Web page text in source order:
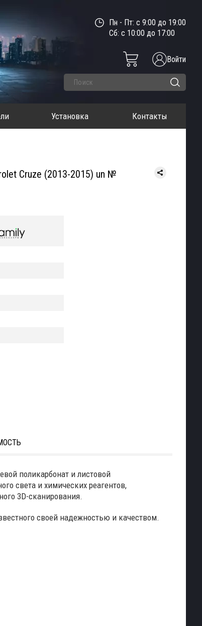
Пн - Пт: с 9:00 до 19:00
Сб: с 10:00 до 17:00
Войти
Установка Контакты
Cruze (2013-2015) un №
поликарбонат и листовой
света и химических реагентов,
3D-сканирования.
своей надежностью и качеством.